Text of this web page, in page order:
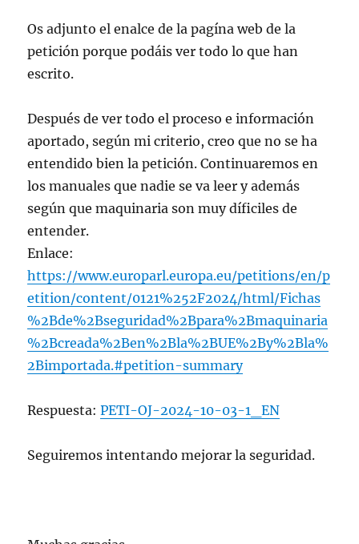
Os adjunto el enalce de la pagína web de la
petición porque podáis ver todo lo que han
escrito.
Después de ver todo el proceso e información
aportado, según mi criterio, creo que no se ha
entendido bien la petición. Continuaremos en
los manuales que nadie se va leer y además
según que maquinaria son muy díficiles de
entender.
Enlace:
https://www.europarl.europa.eu/petitions/en/p
etition/content/0121%252F2024/html/Fichas
%2Bde%2Bseguridad%2Bpara%2Bmaquinaria
%2Bcreada%2Ben%2Bla%2BUE%2By%2Bla%
2Bimportada.#petition-summary
Respuesta:PETI-OJ-2024-10-03-1_EN
Seguiremos intentando mejorar la seguridad.